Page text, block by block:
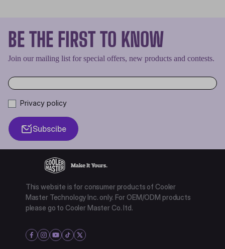
BE THE FIRST TO KNOW
Join our mailing list for special offers, new products and contests.
Privacy policy
Subscibe
This website is for consumer products of Cooler
Master Technology Inc. only. For OEM/ODM products
please go to Cooler Master Co. ltd.